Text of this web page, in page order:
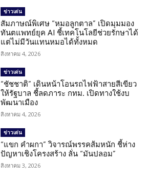
ข่าวเด่น
สัมภาษณ์พิเศษ “หมอลูกตาล” เปิดมุมมอง
ทันตแพทย์ยุค AI ชี้เทคโนโลยีช่วยรักษาได้
แต่ไม่มีวันแทนหมอได้ทั้งหมด
สิงหาคม 4, 2026
ข่าวเด่น
“ชัชชาติ” เดินหน้าโอนรถไฟฟ้าสายสีเขียว
ให้รัฐบาล ชี้ลดภาระ กทม. เปิดทางใช้งบ
พัฒนาเมือง
สิงหาคม 4, 2026
ข่าวเด่น
“แขก คำผกา” วิจารณ์พรรคส้มหนัก ชี้ห่าง
ปัญหาเชิงโครงสร้าง ลั่น “มันปลอม”
สิงหาคม 3, 2026